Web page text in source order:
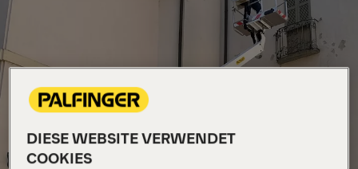
DIESE WEBSITE VERWENDET
COOKIES